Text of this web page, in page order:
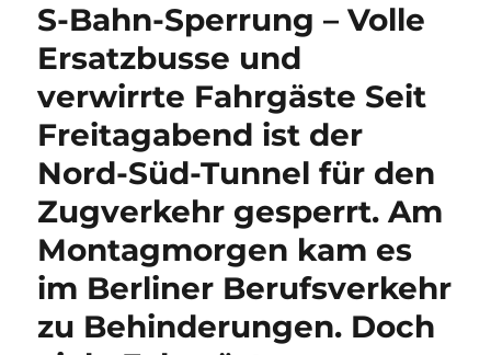
S-Bahn-Sperrung – Volle
Ersatzbusse und
verwirrte Fahrgäste Seit
Freitagabend ist der
Nord-Süd-Tunnel für den
Zugverkehr gesperrt. Am
Montagmorgen kam es
im Berliner Berufsverkehr
zu Behinderungen. Doch